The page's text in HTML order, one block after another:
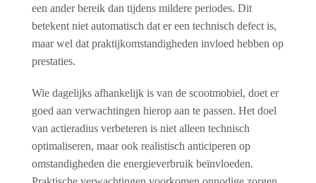
een ander bereik dan tijdens mildere periodes. Dit
betekent niet automatisch dat er een technisch defect is,
maar wel dat praktijkomstandigheden invloed hebben op
prestaties.
Wie dagelijks afhankelijk is van de scootmobiel, doet er
goed aan verwachtingen hierop aan te passen. Het doel
van actieradius verbeteren is niet alleen technisch
optimaliseren, maar ook realistisch anticiperen op
omstandigheden die energieverbruik beïnvloeden.